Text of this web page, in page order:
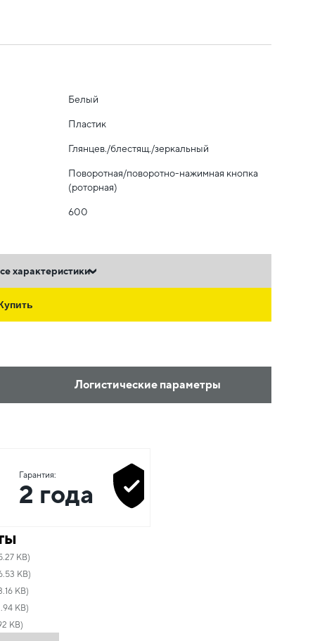
Белый
Пластик
Глянцев./блестящ./зеркальный
Поворотная/поворотно-нажимная кнопка
(роторная)
600
характеристики
Логистические параметры
Гарантия:
2 года
KB)
KB)
KB)
KB)
KB)